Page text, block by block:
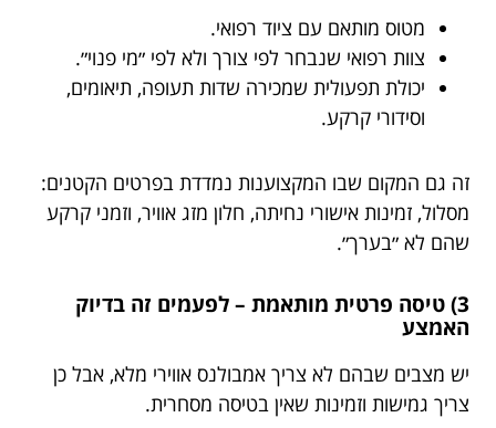
מטוס מותאם עם ציוד רפואי.
צוות רפואי שנבחר לפי צורך ולא לפי ״מי פנוי״.
יכולת תפעולית שמכירה שדות תעופה, תיאומים,
וסידורי קרקע.
זה גם המקום שבו המקצוענות נמדדת בפרטים הקטנים:
מסלול, זמינות אישורי נחיתה, חלון מזג אוויר, וזמני קרקע
שהם לא ״בערך״.
3) טיסה פרטית מותאמת – לפעמים זה בדיוק
האמצע
יש מצבים שבהם לא צריך אמבולנס אווירי מלא, אבל כן
צריך גמישות וזמינות שאין בטיסה מסחרית.